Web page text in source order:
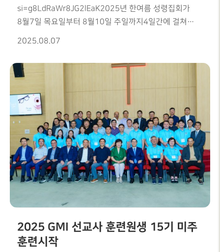
si=g8LdRaWr8JG2lEaK2025년 한여름 성령집회가
8월7일 목요일부터 8월10일 주일까지4일간에 걸쳐
주제로 한여름 성령집회를 개최 했습니다.첫날(목)은 '주
예수 나의 산 소망',(시편 121:1-8), 둘째날(금)새벽은
'누가 내옷에 손을 대었느냐', (마가복음 5:25-34),
둘째날(금) 저녁은 '빈 배를 채워주시는 예수님',(누가복음
5:1-11),세쨰날(토) 새벽은 '내게 묻는 세가지 질문',
(출애굽기 3:1-3), 세째날(토) 저녁은 '마라의 쓴물을
치료하시는 하나님',(출애굽기 5:22-27), 네째날(주일)
123부는 '엘리야의 세 번의 기도',(열왕기상 18:41-46),
네째날(주일) 4부는 ' 예수님께 배우는 네 번의 감사
기도',(요한복음 6:5-13) 라는 제목으로 각각 말씀을
은혜한인교회 3부 찬양팀의 찬양과 기도, 은혜 찬양단의
중창 후 문강원 목사님의 말씀이 시작 되었습니다.문강원
목사님은 " 하나님은 나를 도우시고, 오늘 나를 십자가의
보혈로 융화시키시고, 지금 앞길이 캄캄해서 한 발짝도
2025.08.07
2025 GMI 선교사 훈련원생 15기 미주
훈련시작